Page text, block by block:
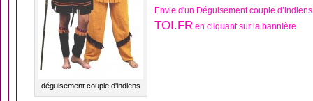
déguisement couple d'indiens
Envie d'un Déguisement couple
TOI.FR en cliquant sur la bannière